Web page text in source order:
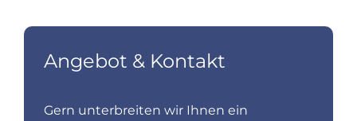
Angebot & Kontakt
Gern unterbreiten wir Ihnen ein